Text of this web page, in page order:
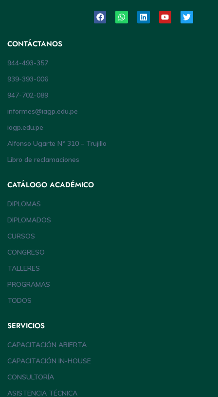
CONTÁCTANOS
944-493-357
939-393-006
947-702-089
informes@iagp.edu.pe
iagp.edu.pe
Alfonso Ugarte Nº 310 – Trujillo
Libro de reclamaciones
CATÁLOGO ACADÉMICO
DIPLOMAS
DIPLOMADOS
CURSOS
CONGRESO
TALLERES
PROGRAMAS
TODOS
SERVICIOS
CAPACITACIÓN ABIERTA
CAPACITACIÓN IN-HOUSE
CONSULTORÍA
ASISTENCIA TÉCNICA